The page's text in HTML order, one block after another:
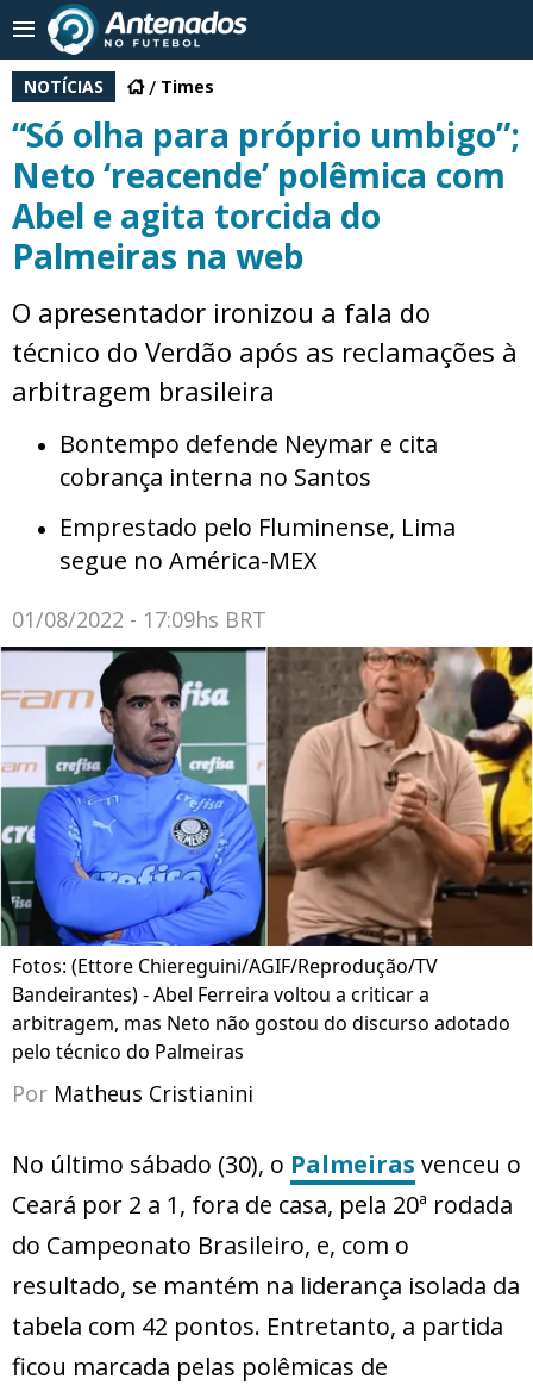
NOTÍCIAS Times
“Só olha para próprio umbigo”;
Neto ‘reacende’ polêmica com
Abel e agita torcida do
Palmeiras na web
O apresentador ironizou a fala do
técnico do Verdão após as reclamações à
arbitragem brasileira
Bontempo defende Neymar e cita
cobrança interna no Santos
Emprestado pelo Fluminense, Lima
segue no América-MEX
01/08/2022 - 17:09hs BRT
Fotos: (Ettore Chiereguini/AGIF/Reprodução/TV
Bandeirantes) - Abel Ferreira voltou a criticar a
arbitragem, mas Neto não gostou do discurso adotado
pelo técnico do Palmeiras
Por Matheus Cristianini
No último sábado (30), o Palmeiras venceu o
Ceará por 2 a 1, fora de casa, pela 20ª rodada
do Campeonato Brasileiro, e, com o
resultado, se mantém na liderança isolada da
tabela com 42 pontos. Entretanto, a partida
ficou marcada pelas polêmicas de